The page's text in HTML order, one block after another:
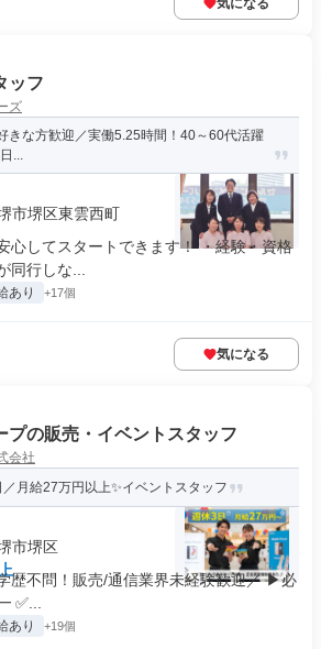
気になる
ッフ
ズ
きな方歓迎／実働5.25時間！40～60代活躍
...
市堺区東雲西町
心してスタートできます！ ・経験・資格
同行しな...
あり +17個
気になる
プの販売・イベントスタッフ
会社
月給27万円以上✨イベントスタッフ
市堺区
歴不問！販売/通信業界未経験歓迎／ ▶必
あり +19個